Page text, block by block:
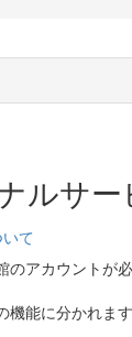
ルサー
て
アカウントが必
能に分かれます